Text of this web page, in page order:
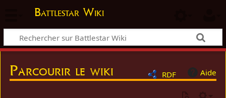
Battlestar Wiki
RDF Aide
Parcourir le wiki